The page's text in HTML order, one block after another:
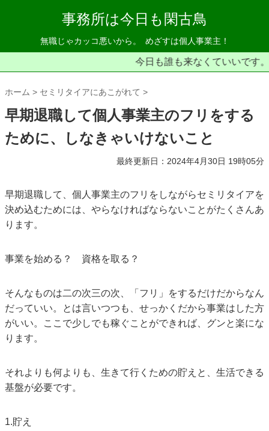
事務所は今日も閑古鳥
無職じゃカッコ悪いから。 めざすは個人事業主！
今日も誰も来なくていいです。
ホーム セミリタイアにあこがれて
早期退職して個人事業主のフリをする
ために、しなきゃいけないこと
最終更新日：2024年4月30日 19時05分
早期退職して、個人事業主のフリをしながらセミリタイアを
決め込むためには、やらなければならないことがたくさんあ
ります。
事業を始める？ 資格を取る？
そんなものは二の次三の次、「フリ」をするだけだからなん
だっていい。とは言いつつも、せっかくだから事業はした方
がいい。ここで少しでも稼ぐことができれば、グンと楽にな
ります。
それよりも何よりも、生きて行くための貯えと、生活できる
基盤が必要です。
1.貯え